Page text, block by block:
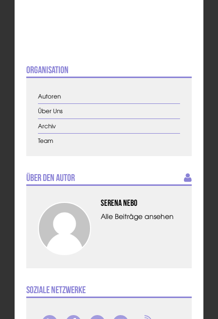
Organisation
Autoren
Über Uns
Archiv
Team
Über den Autor
Serena Nebo
Alle Beiträge ansehen
Soziale Netzwerke